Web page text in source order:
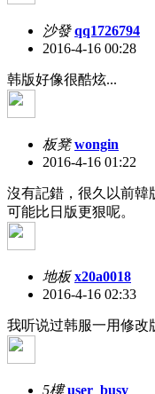
沙發 qq1726794
2016-4-16 00:28
韩版好像很酷炫...
板凳 wongin
2016-4-16 01:22
沒有記錯，很久以前韓
可能比日版更狠呢。
地板 x20a0018
2016-4-16 02:33
我听说过韩服一用修改
5樓 user_busy